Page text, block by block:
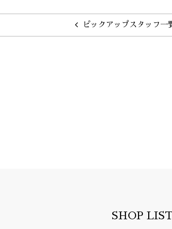
ピックアップスタッフ一
SHOP